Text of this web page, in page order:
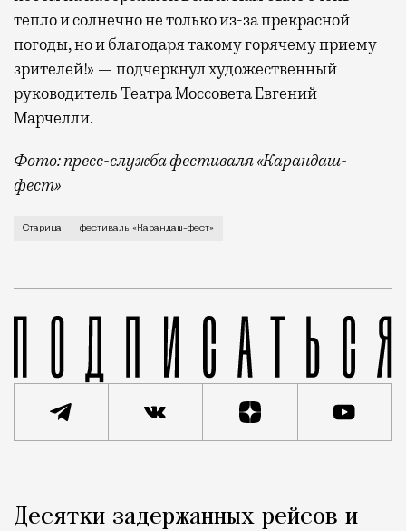
тепло и солнечно не только из-за прекрасной
погоды, но и благодаря такому горячему приему
зрителей!» — подчеркнул художественный
руководитель Театра Моссовета Евгений
Марчелли.
Фото: пресс-служба фестиваля «Карандаш-
фест»
В минувший уикенд маленькая Старица в
Старица фестиваль «Карандаш-фест»
Город
Десятки задержанных рейсов и